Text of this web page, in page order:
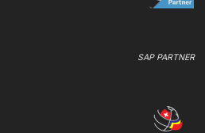
SAP PARTNER